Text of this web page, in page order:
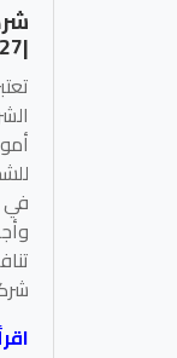
|0506688227